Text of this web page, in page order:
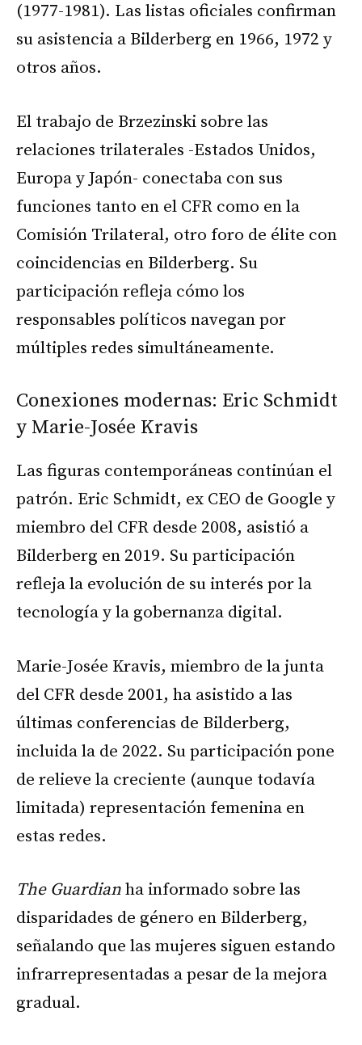
(1977-1981). Las listas oficiales confirman
su asistencia a Bilderberg en 1966, 1972 y
otros años.
El trabajo de Brzezinski sobre las
relaciones trilaterales -Estados Unidos,
Europa y Japón- conectaba con sus
funciones tanto en el CFR como en la
Comisión Trilateral, otro foro de élite con
coincidencias en Bilderberg. Su
participación refleja cómo los
responsables políticos navegan por
múltiples redes simultáneamente.
Conexiones modernas: Eric Schmidt
y Marie-Josée Kravis
Las figuras contemporáneas continúan el
patrón. Eric Schmidt, ex CEO de Google y
miembro del CFR desde 2008, asistió a
Bilderberg en 2019. Su participación
refleja la evolución de su interés por la
tecnología y la gobernanza digital.
Marie-Josée Kravis, miembro de la junta
del CFR desde 2001, ha asistido a las
últimas conferencias de Bilderberg,
incluida la de 2022. Su participación pone
de relieve la creciente (aunque todavía
limitada) representación femenina en
estas redes.
The Guardianha informado sobre las
disparidades de género en Bilderberg,
señalando que las mujeres siguen estando
infrarrepresentadas a pesar de la mejora
gradual.